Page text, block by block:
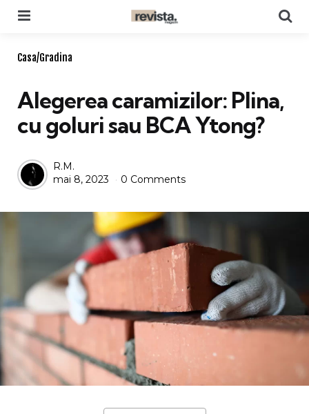
Categories
Casa/Gradina
Alegerea caramizilor: Plina,
cu goluri sau BCA Ytong?
Posted
by
R.M.
mai 8, 2023
0 Comments